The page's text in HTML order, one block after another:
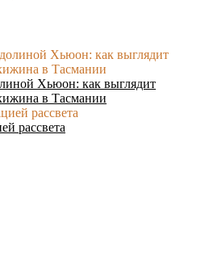
Хьюон: как выглядит
в Тасмании
рассвета